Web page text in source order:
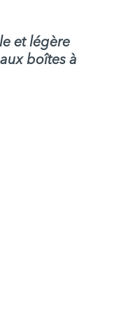
et légère
boîtes à